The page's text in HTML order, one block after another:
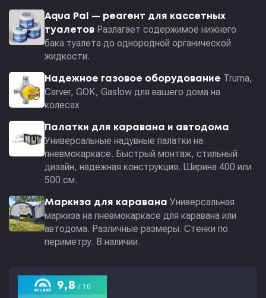
Aqua Pal — pеагент для кассетных
туалетов Разлагает содержимое нижнего
бака туалета до однородной органической
жидкости.
Надежное газовое оборудование Truma,
Carver, GOK, Gaslow для вашего дома на
колесах
Палатки для каравана и автодома
Универсальные надувные палатки на
пневмокаркасе. Быстрый монтаж, стильный
дизайн, надежная конструкция. Ширина 400 или
500 см.
Маркиза для каравана Универсальная
маркиза на пневмокаркасе для каравана или
автодома. Различные размеры. Стенки по
периметру. В наличии.